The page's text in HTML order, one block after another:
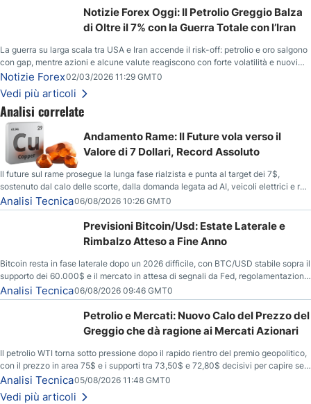
Notizie Forex Oggi: Il Petrolio Greggio Balza
di Oltre il 7% con la Guerra Totale con l’Iran
La guerra su larga scala tra USA e Iran accende il risk-off: petrolio e oro salgono
con gap, mentre azioni e alcune valute reagiscono con forte volatilità e nuovi
livelli da monitorare.
Notizie Forex02/03/2026 11:29 GMT0
Vedi più articoli
Analisi correlate
Andamento Rame: Il Future vola verso il
Valore di 7 Dollari, Record Assoluto
Il future sul rame prosegue la lunga fase rialzista e punta al target dei 7$,
sostenuto dal calo delle scorte, dalla domanda legata ad AI, veicoli elettrici e reti
energetiche, e dai timori di deficit produttivo dal 2028.
Analisi Tecnica06/08/2026 10:26 GMT0
Previsioni Bitcoin/Usd: Estate Laterale e
Rimbalzo Atteso a Fine Anno
Bitcoin resta in fase laterale dopo un 2026 difficile, con BTC/USD stabile sopra il
supporto dei 60.000$ e il mercato in attesa di segnali da Fed, regolamentazione
USA ed elezioni di medio termine.
Analisi Tecnica06/08/2026 09:46 GMT0
Petrolio e Mercati: Nuovo Calo del Prezzo del
Greggio che dà ragione ai Mercati Azionari
Il petrolio WTI torna sotto pressione dopo il rapido rientro del premio geopolitico,
con il prezzo in area 75$ e i supporti tra 73,50$ e 72,80$ decisivi per capire se il
ribasso potrà estendersi verso quota 70$.
Analisi Tecnica05/08/2026 11:48 GMT0
Vedi più articoli